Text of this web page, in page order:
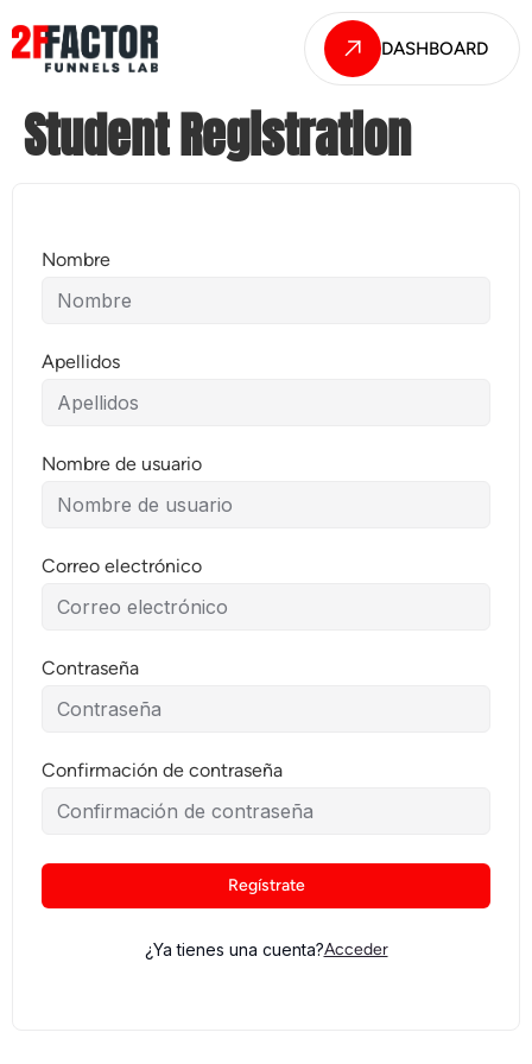
DASHBOARD
Student Registration
Nombre
Apellidos
Nombre de usuario
Correo electrónico
Contraseña
Confirmación de contraseña
Regístrate
¿Ya tienes una cuenta?Acceder